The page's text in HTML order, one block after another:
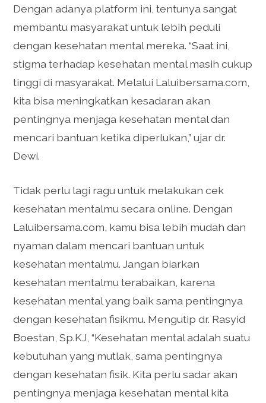
Dengan adanya platform ini, tentunya sangat
membantu masyarakat untuk lebih peduli
dengan kesehatan mental mereka. “Saat ini,
stigma terhadap kesehatan mental masih cukup
tinggi di masyarakat. Melalui Laluibersama.com,
kita bisa meningkatkan kesadaran akan
pentingnya menjaga kesehatan mental dan
mencari bantuan ketika diperlukan,” ujar dr.
Dewi.
Tidak perlu lagi ragu untuk melakukan cek
kesehatan mentalmu secara online. Dengan
Laluibersama.com, kamu bisa lebih mudah dan
nyaman dalam mencari bantuan untuk
kesehatan mentalmu. Jangan biarkan
kesehatan mentalmu terabaikan, karena
kesehatan mental yang baik sama pentingnya
dengan kesehatan fisikmu. Mengutip dr. Rasyid
Boestan, Sp.KJ, “Kesehatan mental adalah suatu
kebutuhan yang mutlak, sama pentingnya
dengan kesehatan fisik. Kita perlu sadar akan
pentingnya menjaga kesehatan mental kita